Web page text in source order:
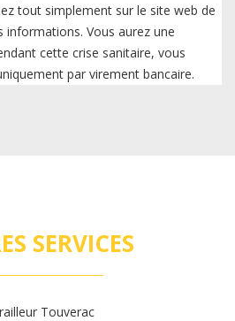
tout simplement sur le site web de
informations. Vous aurez une
cette crise sanitaire, vous
par virement bancaire.
SERVICES
Touverac